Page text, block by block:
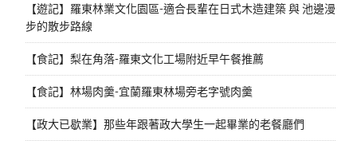
【遊記】羅東林業文化園區-適合長輩在日式木造建築 與 池邊漫
步的散步路線
【食記】梨在角落-羅東文化工場附近早午餐推薦
【食記】林場肉羹-宜蘭羅東林場旁老字號肉羹
【政大已歇業】那些年跟著政大學生一起畢業的老餐廳們